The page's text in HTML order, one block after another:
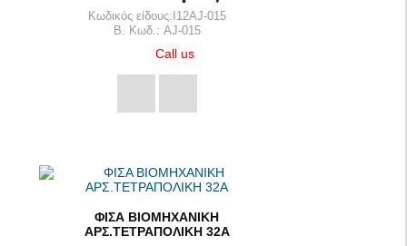
Κωδικός είδους:I12AJ-015
B. Κωδ.: AJ-015
Call us
ΦΙΣΑ ΒΙΟΜΗΧΑΝΙΚΗ
ΑΡΣ.ΤΕΤΡΑΠΟΛΙΚΗ 32Α